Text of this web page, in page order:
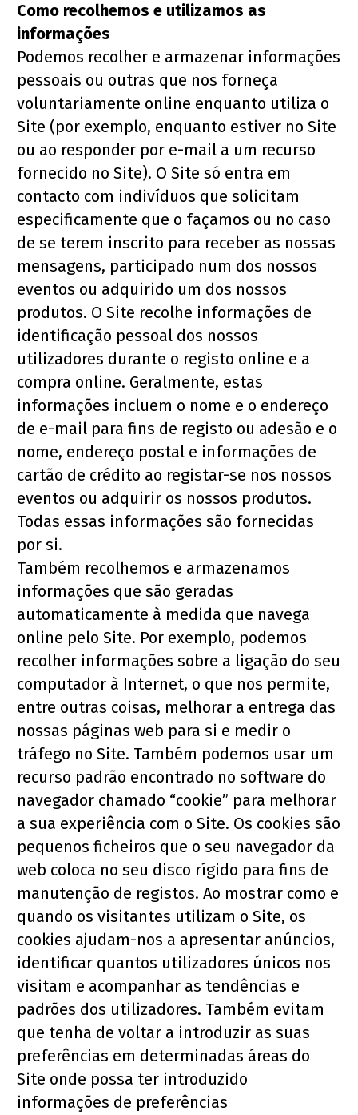
Como recolhemos e utilizamos as
informações
Podemos recolher e armazenar informações
pessoais ou outras que nos forneça
voluntariamente online enquanto utiliza o
Site (por exemplo, enquanto estiver no Site
ou ao responder por e-mail a um recurso
fornecido no Site). O Site só entra em
contacto com indivíduos que solicitam
especificamente que o façamos ou no caso
de se terem inscrito para receber as nossas
mensagens, participado num dos nossos
eventos ou adquirido um dos nossos
produtos. O Site recolhe informações de
identificação pessoal dos nossos
utilizadores durante o registo online e a
compra online. Geralmente, estas
informações incluem o nome e o endereço
de e-mail para fins de registo ou adesão e o
nome, endereço postal e informações de
cartão de crédito ao registar-se nos nossos
eventos ou adquirir os nossos produtos.
Todas essas informações são fornecidas
por si.
Também recolhemos e armazenamos
informações que são geradas
automaticamente à medida que navega
online pelo Site. Por exemplo, podemos
recolher informações sobre a ligação do seu
computador à Internet, o que nos permite,
entre outras coisas, melhorar a entrega das
nossas páginas web para si e medir o
tráfego no Site. Também podemos usar um
recurso padrão encontrado no software do
navegador chamado “cookie” para melhorar
a sua experiência com o Site. Os cookies são
pequenos ficheiros que o seu navegador da
web coloca no seu disco rígido para fins de
manutenção de registos. Ao mostrar como e
quando os visitantes utilizam o Site, os
cookies ajudam-nos a apresentar anúncios,
identificar quantos utilizadores únicos nos
visitam e acompanhar as tendências e
padrões dos utilizadores. Também evitam
que tenha de voltar a introduzir as suas
preferências em determinadas áreas do
Site onde possa ter introduzido
informações de preferências